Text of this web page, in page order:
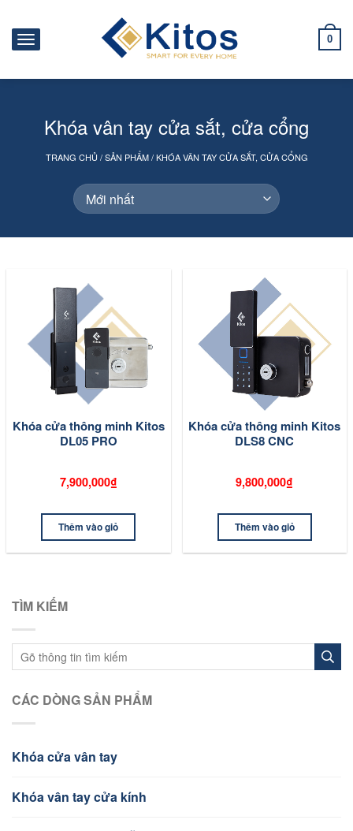
0
Khóa vân tay cửa sắt, cửa cổng
TRANG CHỦ /SẢN PHẨM/KHÓA VÂN TAY CỬA SẮT, CỬA CỔNG
Khóa cửa thông minh Kitos
DL05 PRO
7,900,000₫
Thêm vào giỏ
Khóa cửa thông minh Kitos
DLS8 CNC
9,800,000₫
Thêm vào giỏ
TÌM KIẾM
CÁC DÒNG SẢN PHẨM
Khóa cửa vân tay
Khóa vân tay cửa kính